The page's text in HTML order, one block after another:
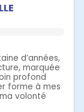
d’années,
marquée
profond
forme à mes
volonté